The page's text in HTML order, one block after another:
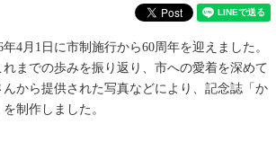
4月1日に市制施行から60周年を迎えました。
までの歩みを振り返り、市への愛着を深めて
から提供された写真などにより、記念誌「か
制作しました。